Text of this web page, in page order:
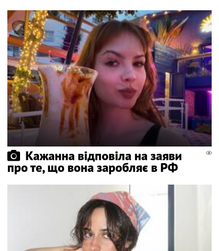
Кажанна відповіла на заяви
про те, що вона заробляє в РФ